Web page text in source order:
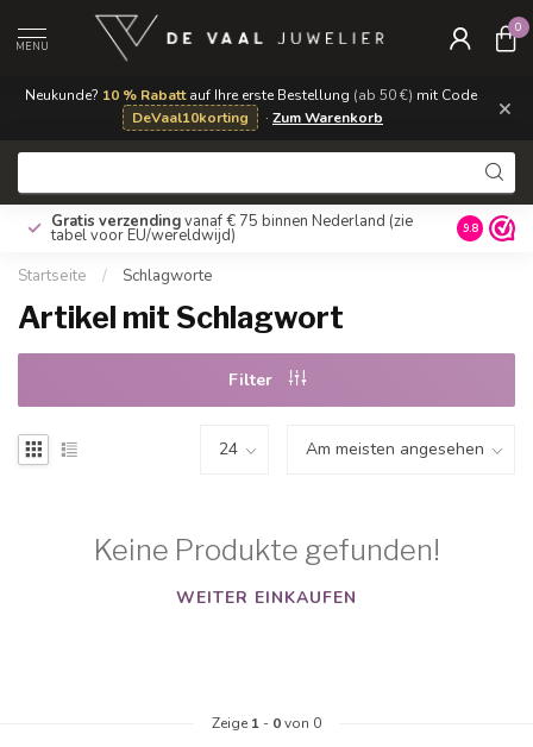
Neukunde? 10 % Rabattauf Ihre erste Bestellung (ab 50 €) mit Code
DeVaal10korting
· Zum Warenkorb ×
MENU
0
Gratis verzendingvanaf € 75 binnen Nederland (zie
tabel voor EU/wereldwijd) 9.8
Startseite / Schlagworte
Artikel mit Schlagwort
Filter
Keine Produkte gefunden!
WEITER EINKAUFEN
Zeige 1 - 0von 0